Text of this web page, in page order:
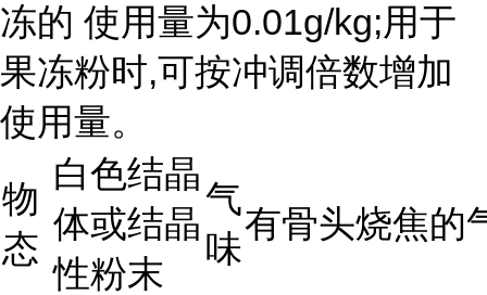
冻的 使用量为0.01g/kg;用于
果冻粉时,可按冲调倍数增加
使用量。
物
态
白色结晶
体或结晶
性粉末
气
味
有骨头烧焦的